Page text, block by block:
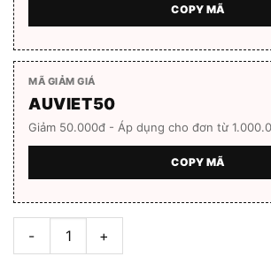
COPY MÃ
MÃ GIẢM GIÁ
AUVIET50
Giảm 50.000đ - Áp dụng cho đơn từ
COPY MÃ
Gọng kính nhựa nam MATSUDA 530 Full